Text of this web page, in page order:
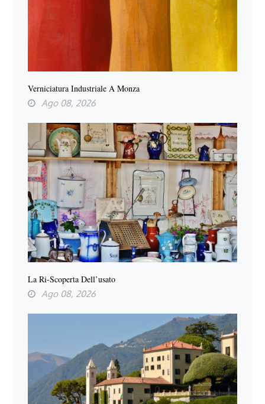
Verniciatura Industriale A Monza
Ago 08, 2026
La Ri-Scoperta Dell’usato
Ago 08, 2026